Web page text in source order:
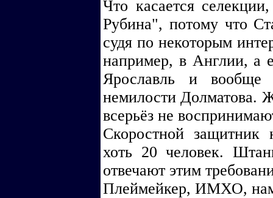
Что касается
Рубина", потому что
судя по некоторым
например, в Англии, а
Ярославль и
немилости Долматова.
всерьёз не
Скоростной защитник
хоть 20 человек.
отвечают этим
Плеймейкер, ИМХО,